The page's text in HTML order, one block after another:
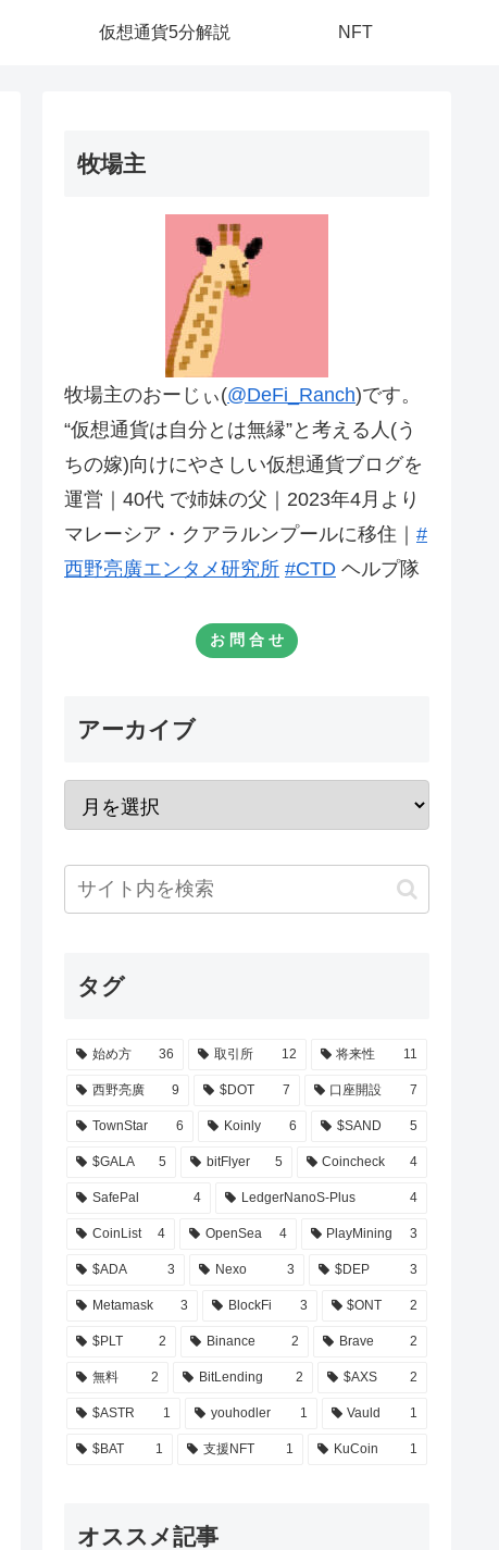
仮想通貨5分解説 NFT
牧場主
牧場主のおーじぃ(@DeFi_Ranch)です。
“仮想通貨は自分とは無縁”と考える人(う
ちの嫁)向けにやさしい仮想通貨ブログを
運営｜40代 で姉妹の父｜2023年4月より
マレーシア・クアラルンプールに移住｜ #
西野亮廣エンタメ研究所 #CTD ヘルプ隊
お 問 合 せ
アーカイブ
タグ
始め方 36 取引所 12 将来性 11
西野亮廣 9 $DOT 7 口座開設 7
TownStar 6 Koinly 6 $SAND 5
$GALA 5 bitFlyer 5 Coincheck 4
SafePal 4 LedgerNanoS-Plus 4
CoinList 4 OpenSea 4 PlayMining 3
$ADA 3 Nexo 3 $DEP 3
Metamask 3 BlockFi 3 $ONT 2
$PLT 2 Binance 2 Brave 2
無料 2 BitLending 2 $AXS 2
$ASTR 1 youhodler 1 Vauld 1
$BAT 1 支援NFT 1 KuCoin 1
オススメ記事